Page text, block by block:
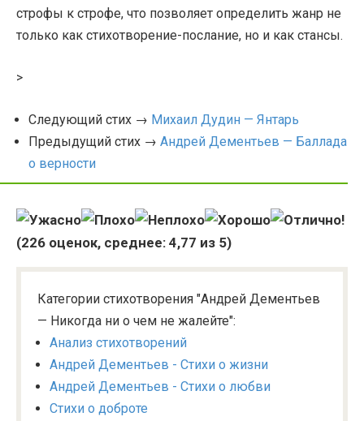
строфы к строфе, что позволяет определить жанр не
только как стихотворение-послание, но и как стансы.
>
Следующий стих → Михаил Дудин — Янтарь
Предыдущий стих → Андрей Дементьев — Баллада
о верности
(226 оценок, среднее: 4,77 из 5)
Категории стихотворения "Андрей Дементьев
— Никогда ни о чем не жалейте":
Анализ стихотворений
Андрей Дементьев - Стихи о жизни
Андрей Дементьев - Стихи о любви
Стихи о доброте